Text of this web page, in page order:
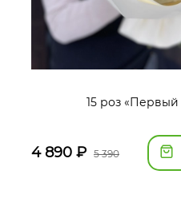
15 роз «Первый
4 890 ₽ 5 390